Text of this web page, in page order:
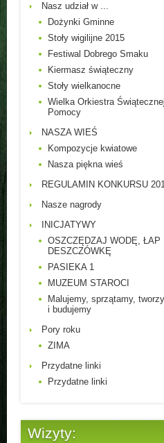
Nasz udział w ...
Dożynki Gminne
Stoły wigilijne 2015
Festiwal Dobrego Smaku
Kiermasz świąteczny
Stoły wielkanocne
Wielka Orkiestra Świątecznej
Pomocy
NASZA WIEŚ
Kompozycje kwiatowe
Nasza piękna wieś
REGULAMIN KONKURSU
Nasze nagrody
INICJATYWY
OSZCZĘDZAJ WODĘ, ŁAP
DESZCZÓWKĘ
PASIEKA 1
MUZEUM STAROCI
Malujemy, sprzątamy,
i budujemy
Pory roku
ZIMA
Przydatne linki
Przydatne linki
Wizyty: